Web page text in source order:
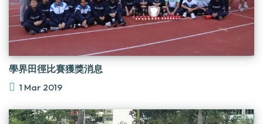
學界田徑比賽獲獎消息
1 Mar 2019